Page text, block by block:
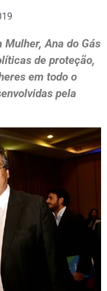
Ana do Gás
de proteção,
em todo o
pela